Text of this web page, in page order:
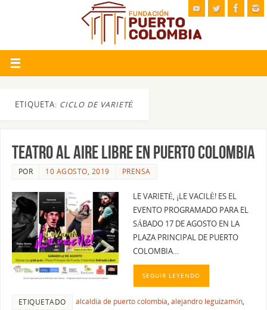
ETIQUETA: CICLO DE VARIETÉ
TEATRO AL AIRE LIBRE EN PUERTO COLOMBIA
POR 10 AGOSTO, 2019 PRENSA
LE VARIETÉ, ¡LE VACILÉ! ES EL
EVENTO PROGRAMADO PARA EL
SÁBADO 17 DE AGOSTO EN LA
PLAZA PRINCIPAL DE PUERTO
COLOMBIA…
SEGUIR LEYENDO
ETIQUETADO alcaldia de puerto colombia, alejandro leguizamón,